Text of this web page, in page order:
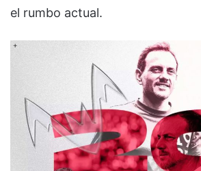
el rumbo actual.